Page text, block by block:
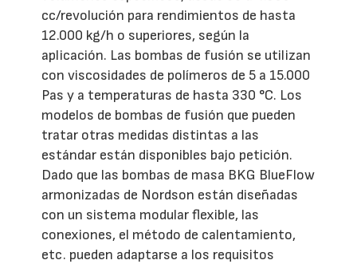
cc/revolución para rendimientos de hasta
12.000 kg/h o superiores, según la
aplicación. Las bombas de fusión se utilizan
con viscosidades de polímeros de 5 a 15.000
Pas y a temperaturas de hasta 330 °C. Los
modelos de bombas de fusión que pueden
tratar otras medidas distintas a las
estándar están disponibles bajo petición.
Dado que las bombas de masa BKG BlueFlow
armonizadas de Nordson están diseñadas
con un sistema modular flexible, las
conexiones, el método de calentamiento,
etc. pueden adaptarse a los requisitos